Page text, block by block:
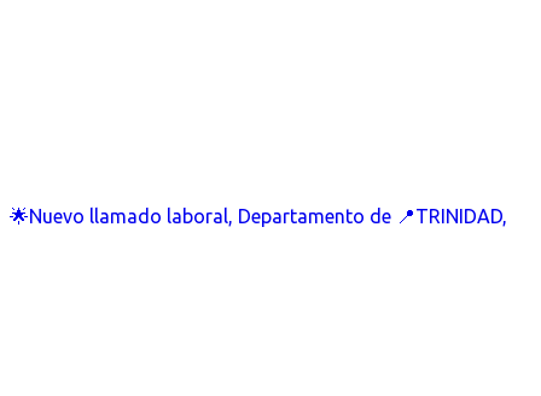
🌟Nuevo llamado laboral, Departamento de 📍TRINIDAD,